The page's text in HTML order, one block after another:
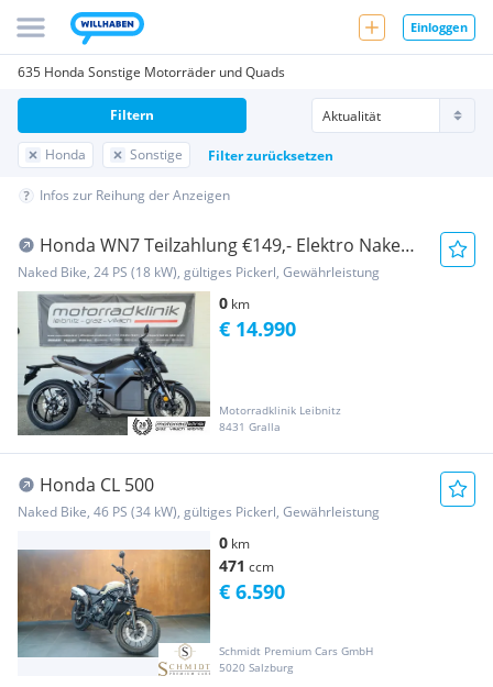
Einloggen
635 Honda Sonstige Motorräder und Quads
Honda Sonstige Filter zurücksetzen
Filtern
Infos zur Reihung der Anzeigen
Honda WN7 Teilzahlung €149,- Elektro Naked
B...
Naked Bike, 24 PS (18 kW), gültiges Pickerl, Gewährleistung
0 km
Motorradklinik Leibnitz
8431 Gralla
€ 14.990
Honda CL 500
Naked Bike, 46 PS (34 kW), gültiges Pickerl, Gewährleistung
0 km
471 ccm
Schmidt Premium Cars GmbH
5020 Salzburg
€ 6.590